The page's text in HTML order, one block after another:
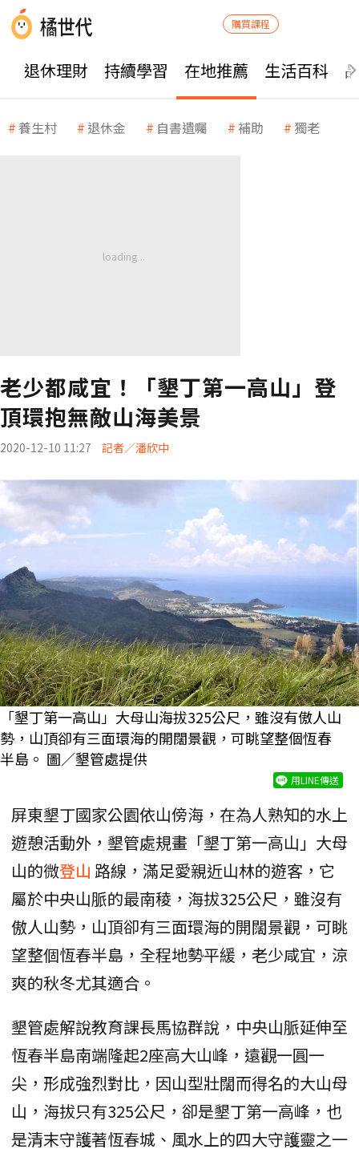
購買課程
退休理財 持續學習 在地推薦 生活百科
養生村 退休金 自書遺囑 補助 獨老
老少都咸宜！「墾丁第一高山」登
頂環抱無敵山海美景
2020-12-10 11:27 記者／潘欣中
「墾丁第一高山」大母山海拔325公尺，雖沒有傲人山
勢，山頂卻有三面環海的開闊景觀，可眺望整個恆春
半島。 圖／墾管處提供
用LINE傳送
屏東墾丁國家公園依山傍海，在為人熟知的水上
遊憩活動外，墾管處規畫「墾丁第一高山」大母
山的微登山 路線，滿足愛親近山林的遊客，它
屬於中央山脈的最南稜，海拔325公尺，雖沒有
傲人山勢，山頂卻有三面環海的開闊景觀，可眺
望整個恆春半島，全程地勢平緩，老少咸宜，涼
爽的秋冬尤其適合。
墾管處解說教育課長馬協群說，中央山脈延伸至
恆春半島南端隆起2座高大山峰，遠觀一圓一
尖，形成強烈對比，因山型壯闊而得名的大山母
山，海拔只有325公尺，卻是墾丁第一高峰，也
是清末守護著恆春城、風水上的四大守護靈之一